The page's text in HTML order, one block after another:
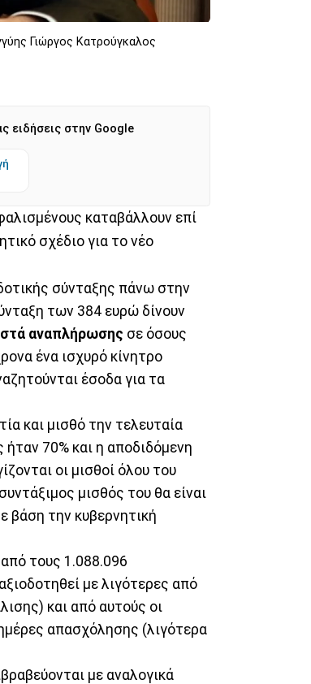
Γιώργος Κατρούγκαλος
ειδήσεις στην Google
καταβάλλουν επί
σχέδιο για το νέο
σύνταξης πάνω στην
των 384 ευρώ δίνουν
αναπλήρωσης σε όσους
ένα ισχυρό κίνητρο
έσοδα για τα
και μισθό την τελευταία
70% και η αποδιδόμενη
οι μισθοί όλου του
μισθός του θα είναι
βάση την κυβερνητική
τους 1.088.096
με λιγότερες από
και από αυτούς οι
απασχόλησης (λιγότερα
με αναλογικά